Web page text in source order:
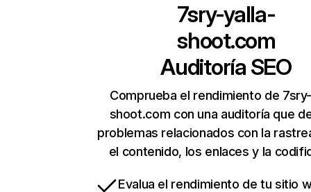
7sry-yalla-
shoot.com
Auditoría SEO
Comprueba el rendimiento de
shoot.com con una auditoría que
problemas relacionados con la
el contenido, los enlaces y la
Evalua el rendimiento de tu sitio